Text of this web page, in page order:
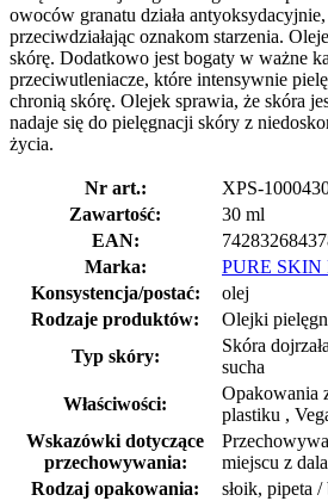
owoców granatu działa
przeciwdziałając oznakom starzenia.
skórę. Dodatkowo jest bogaty w ważne
przeciwutleniacze, które intensywnie
chronią skórę. Olejek sprawia, że skóra
nadaje się do pielęgnacji skóry z
życia.
Nr art.:
XPS-
Zawartość:
30 ml
EAN:
Marka:
PURE SKIN
Konsystencja/postać:
olej
Rodzaje produktów:
Olejki
Typ skóry:
Skóra
sucha
Właściwości:
Opakowania
plastiku ,
Wskazówki dotyczące
przechowywania:
miejscu z
Rodzaj opakowania:
słoik, pipeta